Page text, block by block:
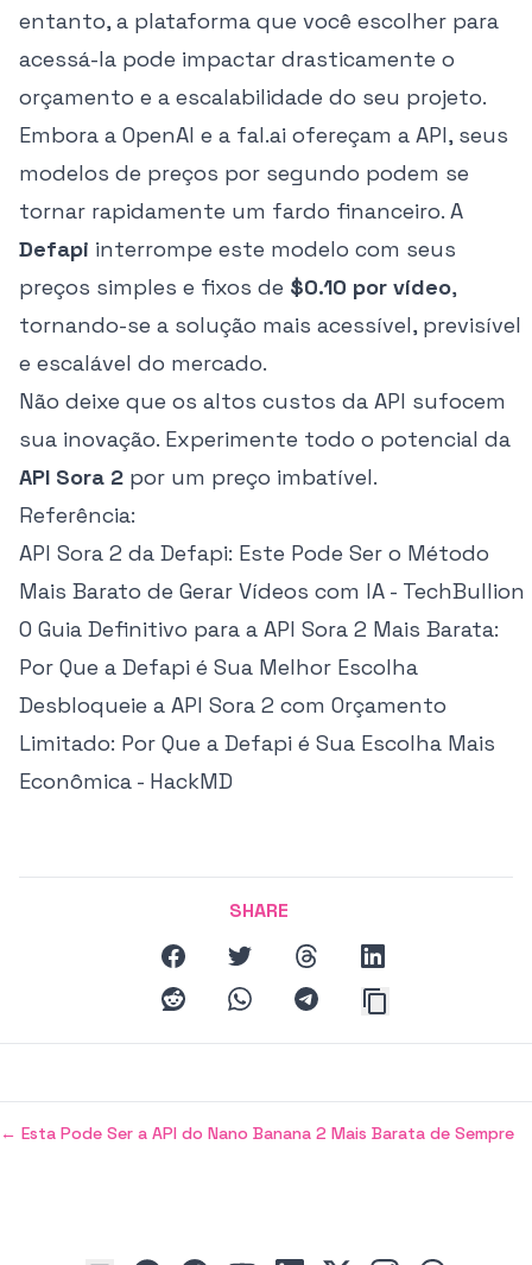
entanto, a plataforma que você escolher para
acessá-la pode impactar drasticamente o
orçamento e a escalabilidade do seu projeto.
Embora a OpenAI e a fal.ai ofereçam a API, seus
modelos de preços por segundo podem se
tornar rapidamente um fardo financeiro. A
Defapi interrompe este modelo com seus
preços simples e fixos de $0.10 por vídeo,
tornando-se a solução mais acessível, previsível
e escalável do mercado.
Não deixe que os altos custos da API sufocem
sua inovação. Experimente todo o potencial da
API Sora 2 por um preço imbatível.
Referência:
API Sora 2 da Defapi: Este Pode Ser o Método
Mais Barato de Gerar Vídeos com IA - TechBullion
O Guia Definitivo para a API Sora 2 Mais Barata:
Por Que a Defapi é Sua Melhor Escolha
Desbloqueie a API Sora 2 com Orçamento
Limitado: Por Que a Defapi é Sua Escolha Mais
Econômica - HackMD
SHARE
facebooktwitter threads
linkedin
reddit
whatsapptelegram
← Esta Pode Ser a API do Nano Banana 2 Mais Barata de Sempre